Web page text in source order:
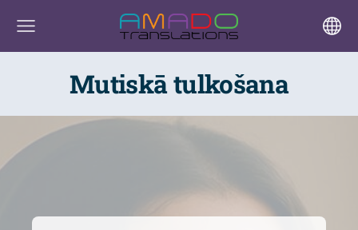
Mutiskā tulkošana